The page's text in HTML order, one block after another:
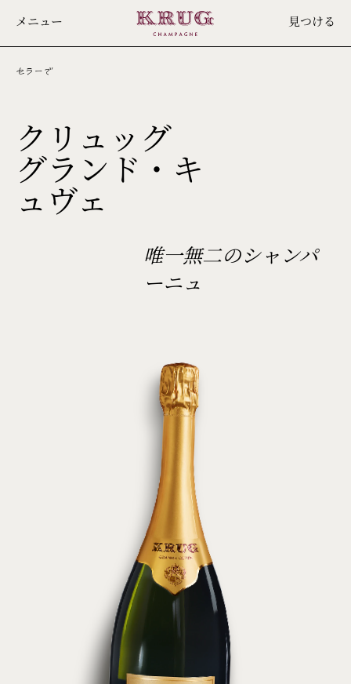
メニュー 見つける
セラーで
クリュッグ
グランド・キ
ュヴェ 173ÈME
ÉDITION
唯一無二のシャンパ
ーニュ